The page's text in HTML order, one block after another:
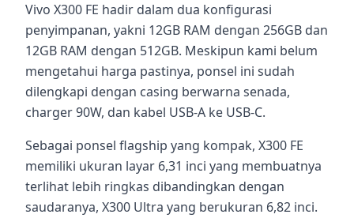
Vivo X300 FE hadir dalam dua konfigurasi
penyimpanan, yakni 12GB RAM dengan 256GB dan
12GB RAM dengan 512GB. Meskipun kami belum
mengetahui harga pastinya, ponsel ini sudah
dilengkapi dengan casing berwarna senada,
charger 90W, dan kabel USB-A ke USB-C.
Sebagai ponsel flagship yang kompak, X300 FE
memiliki ukuran layar 6,31 inci yang membuatnya
terlihat lebih ringkas dibandingkan dengan
saudaranya, X300 Ultra yang berukuran 6,82 inci.